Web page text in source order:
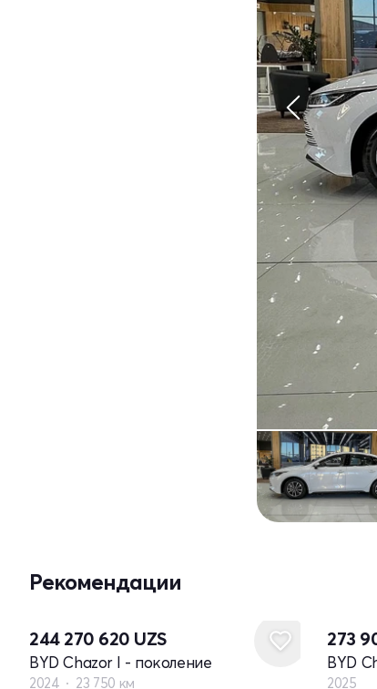
Рекомендации
244 270 620 UZS
BYD Chazor I - поколение
2024 23 750 км
273
BYD
2025